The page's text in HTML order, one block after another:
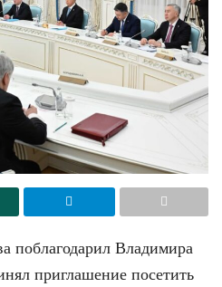
поблагодарил Владимира
приглашение посетить